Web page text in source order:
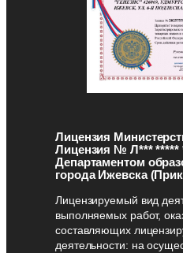
Лицензия
Лицензия № Л*** *****
Департаментом
города Ижевска
Лицензируемый вид
выполняемых работ,
составляющих
деятельности: на